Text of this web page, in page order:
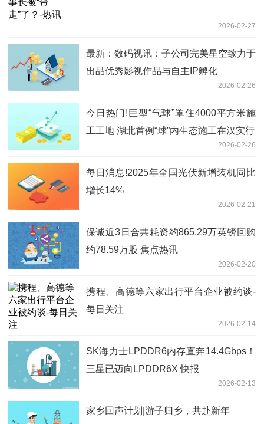
2026-02-27
最新：数码视讯：子公司完美星空致力于
出品优秀影视作品与自主IP孵化
2026-02-26
今日热门!巨型“气球”罩住4000平方米施
工工地 湖北首例“球”内生态施工在汉实行
2026-02-26
每日消息!2025年全国光伏新增装机同比
增长14%
2026-02-21
保诚近3日合共耗资约865.29万英镑回购
约78.59万股 焦点热讯
2026-02-20
携程、高德等六家出行平台企业被约谈-
每日关注
2026-02-14
SK海力士LPDDR6内存直奔14.4Gbps！
三星已迈向LPDDR6X 快报
2026-02-13
家乡回声计划|游子归乡，共赴新年